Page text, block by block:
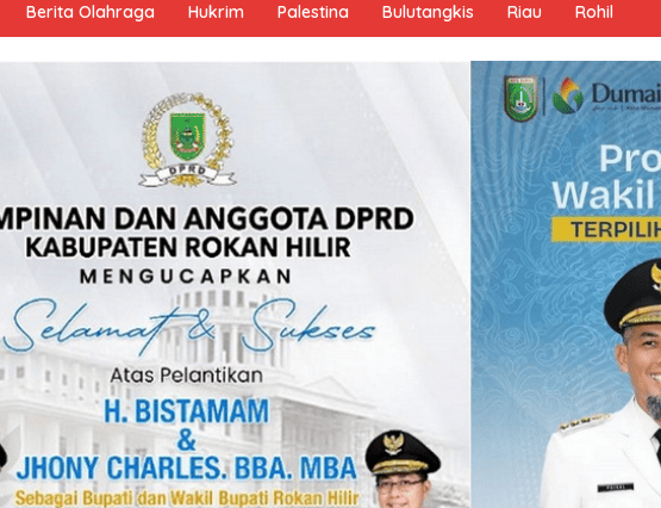
Berita Olahraga Hukrim Palestina Bulutangkis Riau Rohil